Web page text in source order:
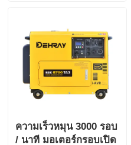
ความเร็วหมุน 3000 รอบ
/ นาที มอเตอร์กรอบเปิด